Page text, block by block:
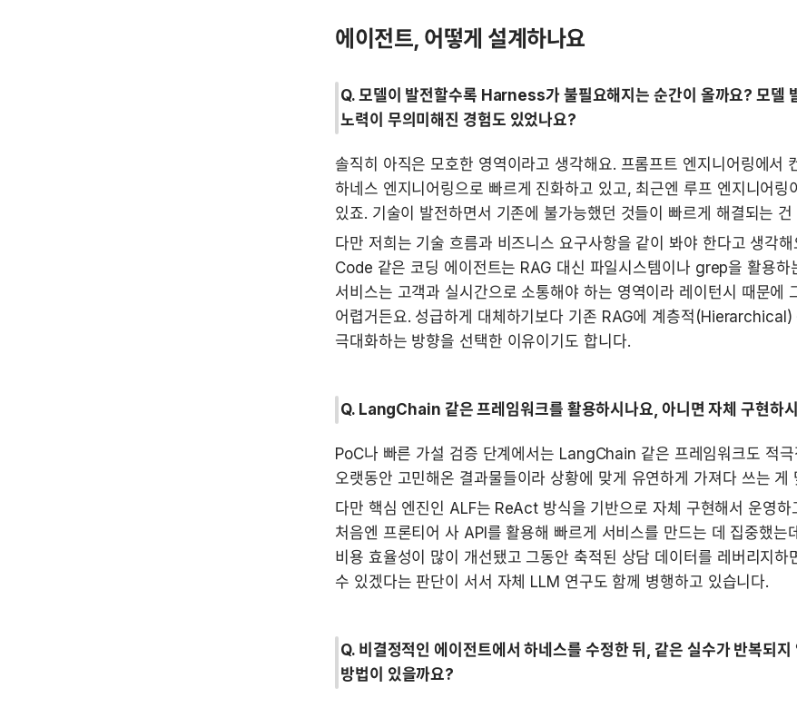
에이전트, 어떻게 설계하나요
Q. 모델이 발전할수록 Harness가 불필요해지는 순간이 올까요? 모델
노력이 무의미해진 경험도 있었나요?
솔직히 아직은 모호한 영역이라고 생각해요. 프롬프트 엔지니어링에서
하네스 엔지니어링으로 빠르게 진화하고 있고, 최근엔 루프 엔지니어링
있죠. 기술이 발전하면서 기존에 불가능했던 것들이 빠르게 해결되는 건
다만 저희는 기술 흐름과 비즈니스 요구사항을 같이 봐야 한다고 생각
Code 같은 코딩 에이전트는 RAG 대신 파일시스템이나 grep을 활용하
서비스는 고객과 실시간으로 소통해야 하는 영역이라 레이턴시 때문에
어렵거든요. 성급하게 대체하기보다 기존 RAG에 계층적(Hierarchical)
극대화하는 방향을 선택한 이유이기도 합니다.
Q. LangChain 같은 프레임워크를 활용하시나요, 아니면 자체 구현하
PoC나 빠른 가설 검증 단계에서는 LangChain 같은 프레임워크도 적극
오랫동안 고민해온 결과물들이라 상황에 맞게 유연하게 가져다 쓰는 게
다만 핵심 엔진인 ALF는 ReAct 방식을 기반으로 자체 구현해서 운영하
처음엔 프론티어 사 API를 활용해 빠르게 서비스를 만드는 데 집중했는
비용 효율성이 많이 개선됐고 그동안 축적된 상담 데이터를 레버리지하
수 있겠다는 판단이 서서 자체 LLM 연구도 함께 병행하고 있습니다.
Q. 비결정적인 에이전트에서 하네스를 수정한 뒤, 같은 실수가 반복되
방법이 있을까요?